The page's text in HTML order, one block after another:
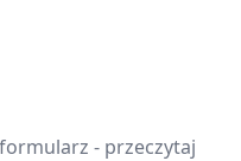
- przeczytaj